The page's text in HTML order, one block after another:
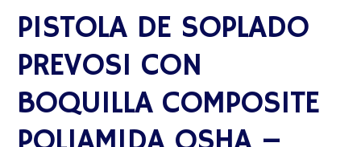
PISTOLA DE SOPLADO
PREVOS1 CON
BOQUILLA COMPOSITE